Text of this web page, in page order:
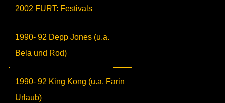
2002 FURT: Festivals
1990- 92 Depp Jones (u.a.
Bela und Rod)
1990- 92 King Kong (u.a. Farin
Urlaub)